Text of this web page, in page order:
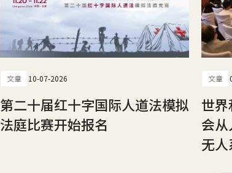
文章 10-07-2026
第二十届红十字国际人道法模拟
法庭比赛开始报名
文章
世
会
无